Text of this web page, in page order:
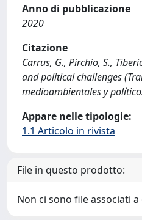
Anno di pubblicazione
2020
Citazione
Carrus, G., Pirchio, S.,
and political challenges
medioambientales y
Appare nelle tipologie:
1.1 Articolo in rivista
File in questo prodotto:
Non ci sono file associati